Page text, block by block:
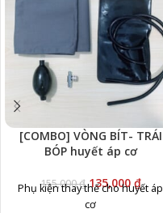
[COMBO] VÒNG BÍT- TRÁI
BÓP huyết áp cơ
155,000₫ 135,000₫
Phụ kiện thay thế cho huyết áp
cơ